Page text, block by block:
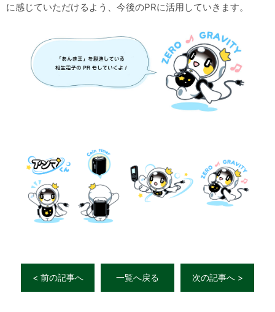
に感じていただけるよう、今後のPRに活用していきます。
< 前の記事へ 一覧へ戻る 次の記事へ >